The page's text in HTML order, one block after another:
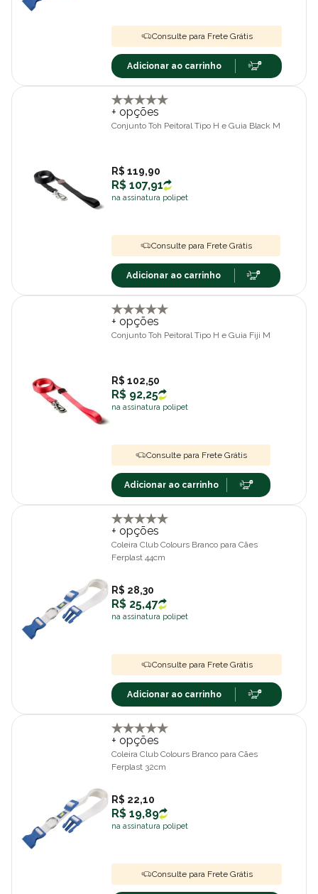
Consulte para Frete Grátis
Adicionar ao carrinho
+ opções
Conjunto Toh Peitoral Tipo H e Guia Black M
R$ 119,90
R$ 107,91
na assinatura polipet
Consulte para Frete Grátis
Adicionar ao carrinho
+ opções
Conjunto Toh Peitoral Tipo H e Guia Fiji M
R$ 102,50
R$ 92,25
na assinatura polipet
Consulte para Frete Grátis
Adicionar ao carrinho
+ opções
Coleira Club Colours Branco para Cães
Ferplast 44cm
R$ 28,30
R$ 25,47
na assinatura polipet
Consulte para Frete Grátis
Adicionar ao carrinho
+ opções
Coleira Club Colours Branco para Cães
Ferplast 32cm
R$ 22,10
R$ 19,89
na assinatura polipet
Consulte para Frete Grátis